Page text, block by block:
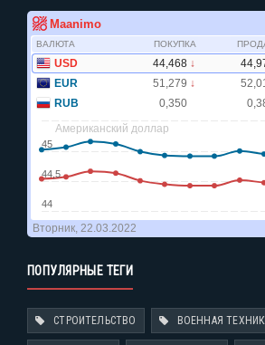
ПОПУЛЯРНЫЕ ТЕГИ
СТРОИТЕЛЬСТВО ВОЕННАЯ